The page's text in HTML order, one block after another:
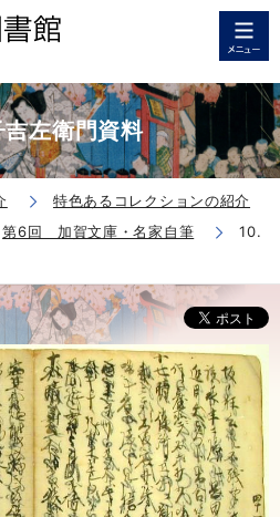
左衛門資料
特色あるコレクションの紹介
第6回 加賀文庫・名家自筆
10.